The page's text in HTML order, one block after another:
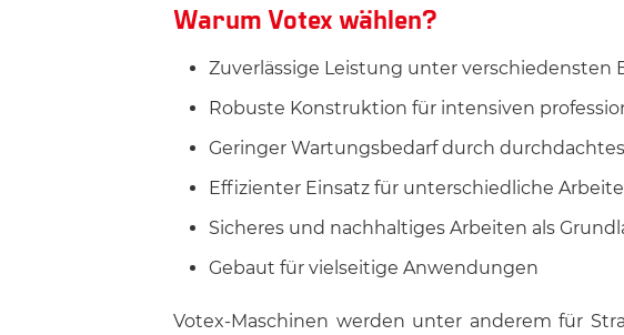
Warum Votex wählen?
Zuverlässige Leistung unter verschiedensten
Robuste Konstruktion für intensiven
Geringer Wartungsbedarf durch
Effizienter Einsatz für unterschiedliche
Sicheres und nachhaltiges Arbeiten als
Gebaut für vielseitige Anwendungen
Votex-Maschinen werden unter anderem für